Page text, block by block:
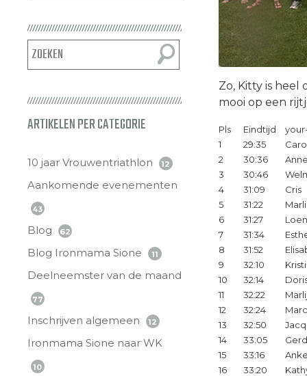
ARTIKELEN PER CATEGORIE
10 jaar Vrouwentriathlon 12
Aankomende evenementen
43
Blog 62
Blog Ironmama Sione 11
Deelneemster van de maand
77
Inschrijven algemeen 12
Ironmama Sione naar WK
10
Zo, Kitty is
mooi op een
Pls Eindtijd
1
29:35
2
30:36
3
30:46
4
31:09
Cris
5
31:22
6
31:27
7
31:34
8
31:52
9
32:10
10
32:14
11
32:22
12
32:24
13
32:50
14
33:05
15
33:16
16
33:20